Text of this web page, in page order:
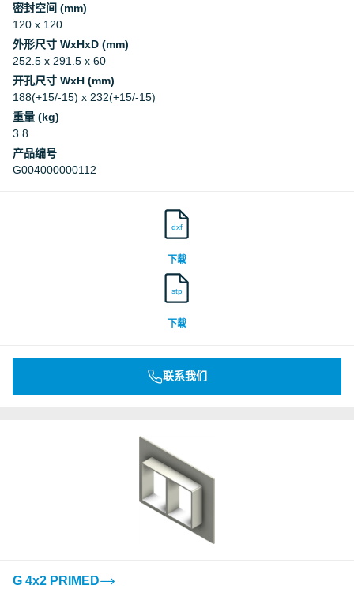
密封空间 (mm)
120 x 120
外形尺寸 WxHxD (mm)
252.5 x 291.5 x 60
开孔尺寸 WxH (mm)
188(+15/-15) x 232(+15/-15)
重量 (kg)
3.8
产品编号
G004000000112
dxf
下载
stp
下载
联系我们
G 4x2 PRIMED